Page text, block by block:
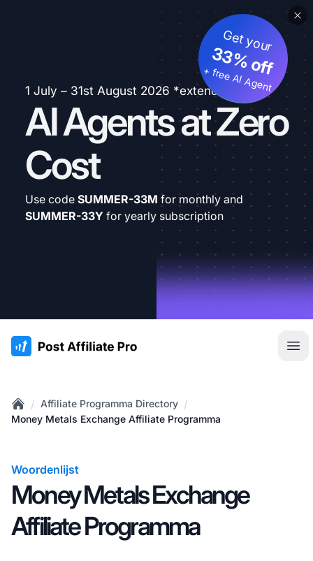
1 July – 31st August 2026 *extended
AI Agents at Zero
Cost
Get your
33% off
+ free AI Agent
Use code SUMMER-33M for monthly and
SUMMER-33Y for yearly subscription
:site.title
Home
/ Affiliate Programma Directory /
Money Metals Exchange Affiliate Programma
Woordenlijst
Money Metals Exchange
Affiliate Programma